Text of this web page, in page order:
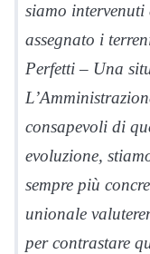
siamo
assegnato i
Perfetti – Una
consapevoli di
evoluzione,
sempre più
unionale
per contrastare